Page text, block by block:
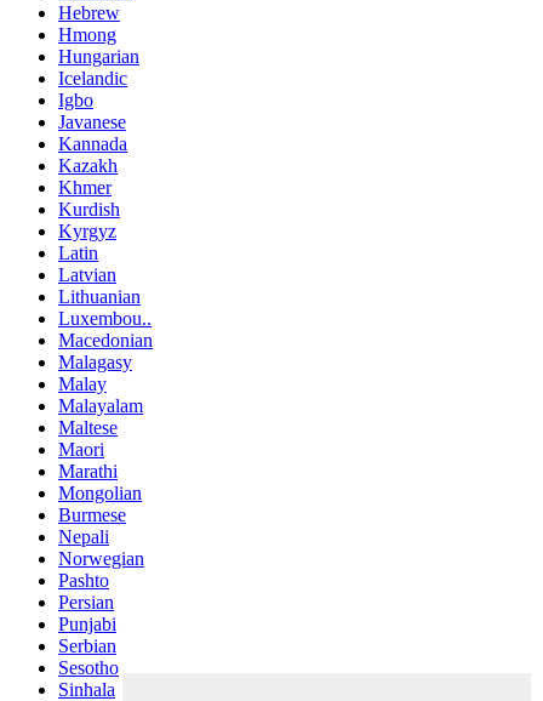
Hebrew
Hmong
Hungarian
Icelandic
Igbo
Javanese
Kannada
Kazakh
Khmer
Kurdish
Kyrgyz
Latin
Latvian
Lithuanian
Luxembou..
Macedonian
Malagasy
Malay
Malayalam
Maltese
Maori
Marathi
Mongolian
Burmese
Nepali
Norwegian
Pashto
Persian
Punjabi
Serbian
Sesotho
Sinhala